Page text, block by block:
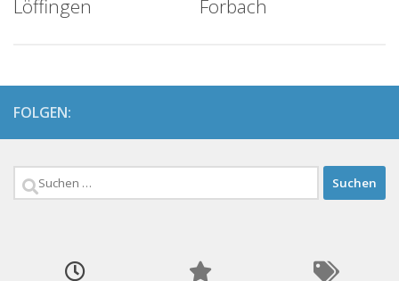
Löffingen
Forbach
FOLGEN:
Suchen